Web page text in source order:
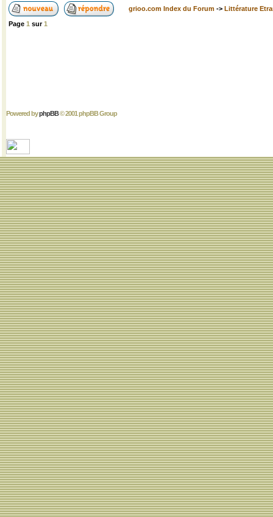
grioo.com Index du Forum -> Littérature
Page 1 sur1
Powered byphpBB© 2001 phpBB Group